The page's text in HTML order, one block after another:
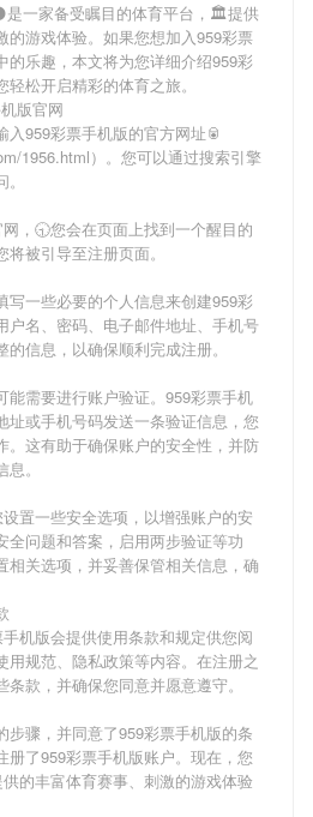
是一家备受瞩目的体育平台，🏛提供
的游戏体验。如果您想加入959彩票
的乐趣，本文将为您详细介绍959彩
松开启精彩的体育之旅。
版官网
入959彩票手机版的官方网址🥫
1956.html）。您可以通过搜索引擎
，🕤您会在页面上找到一个醒目的
被引导至注册页面。
写一些必要的个人信息来创建959彩
户名、密码、电子邮件地址、手机号
信息，以确保顺利完成注册。
需要进行账户验证。 959彩票手机
址或手机号码发送一条验证信息，您
。这有助于确保账户的安全性，并防
。
置一些安全选项，以增强账户的安
全问题和答案，启用两步验证等功
相关选项，并妥善保管相关信息，确
机版会提供使用条款和规定供您阅
用规范、隐私政策等内容。在注册之
款，并确保您同意并愿意遵守。
步骤，并同意了959彩票手机版的条
册了959彩票手机版账户。现在，您
的丰富体育赛事、刺激的游戏体验